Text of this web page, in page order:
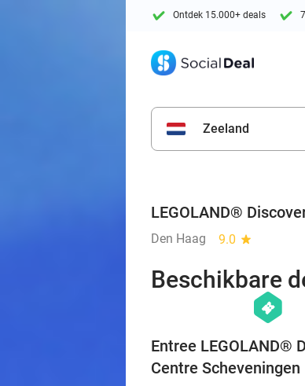
Ontdek 15.000+ deals
Zeeland
LEGOLAND®
Den Haag 9.0 star
Beschikbare
hexagon
events
Entree LEGOLAND®
Centre Scheveningen